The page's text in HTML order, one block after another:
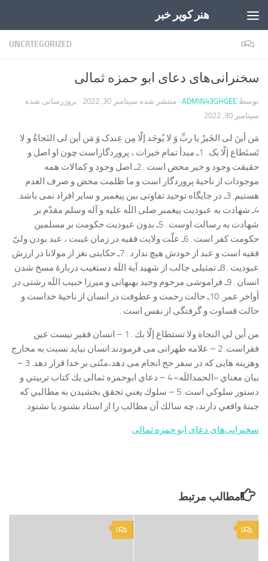
هنر کویر خبر
UNCATEGORIZED 0
سخنرانی‌های دعای ابو حمزه ثمالی
توسط ADMIN43GHGEE · منتشر شده سپتامبر 30, 2022
· بروزرسانی شده
سپتامبر 30, 2022
مَن أینَ لی الخَیرُ یا ربِّ وَ لا یُوجَد إلّا مِن عِندک وَ مَن أین لی النَجاةُ و لا
تَستَطاع إلّا بک . 1ـ مبدأ تمام خیرات ، پروردگاراست چون او اصل و
حقیقت وجود و خیر محض است . 2ـ اصل وجود و کمالات همه
موجودات از ناحیۀ پروردگار است و ما ظلمت محض و صرف العدم
هستیم. 3ـ در جایگاه توحید تفاوتی بین پیغمبر و سایر افراد نمی باشد.
4ـ شهادت به عبودیت پیغمبر صلی اللَه علیه و آله وسلم مقدّم بر
شهادت به رسالت اوست . 5ـ بدون عبودیت حکومت بر مسلمین
حکومت کفر است . 6ـ علّت ولایت فقیه در زمان غیبت ، عبد بودن ولیّ
فقیه است و عبد از خودش هیچ ندارد . 7ـ حکایتی نغز از مولانا در ارزش
عبودیت . 8ـ تمثیلی جالب از شهید آیة اللَه دستغیب دربارۀ مسخ شدن
انسان . 9ـ فراموشی مرحوم وحید بهبهانی و میرزا حبیب اللَه رشتی در
أواخر عمر. 10ـ حالت رحمت و عطوفت در انسان از ناحیۀ خداست و
حالت قساوت و گرفتگی از نفس است .
من أين لي النجاة ولا تستطاع إلّا بك . 1 – انسان فقیر نیست عین
فقراست. 2 – علامه طهرانی می فرمودند:انسان نباید نسبت به مخارج
وهزینه هایی که در سفر حج انجام می دهد،منّتی بر خدا قرار دهد. 3 –
بیان معناي «الحمداللَه» 4 – دعاي ابوحمزه ثمالی يك كتاب تربيتي و
دستور سلوكي است. 5 – سلوك يعني تحقق بخشيدن به مطالبي كه
جبنۀ واقعي دارند، چه سالك آن مطالب را از استاد بشنود يا نشنود.
سخنرانی‌های دعای ابو حمزه ثمالی
مطالب مرتبط
0 0